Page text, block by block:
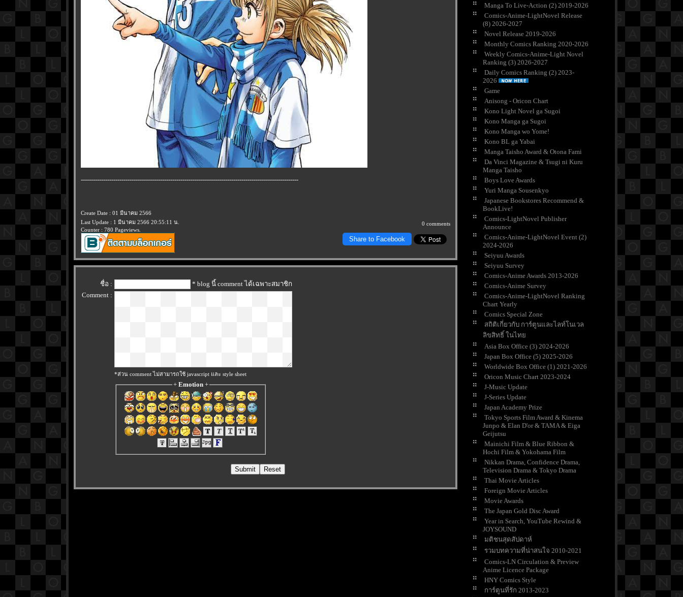
-----------------------------------------------------------------------------------------------------------
Create Date : 01 มีนาคม 2566
Last Update : 1 มีนาคม 2566 20:55:11 น.
Counter : 780 Pageviews.
0 comments
Share to Facebook
ชื่อ :
* blog นี้ comment ได้เฉพาะสมาชิก
Comment :
*ส่วน comment ไม่สามารถใช้ javascript และ style sheet
+ Emotion+
Manga To Live-Action (2) 2019-2026
Comics-Anime-LightNovel Release
(8) 2026-2027
Novel Release 2019-2026
Monthly Comics Ranking 2020-2026
Weekly Comics-Anime-Light Novel
Ranking (3) 2026-2027
Daily Comics Ranking (2) 2023-
2026
Game
Anisong - Oricon Chart
Kono Light Novel ga Sugoi
Kono Manga ga Sugoi
Kono Manga wo Yome!
Kono BL ga Yabai
Manga Taisho Award & Otona Fami
Da Vinci Magazine & Tsugi ni Kuru
Manga Taisho
Boys Love Awards
Yuri Manga Sousenkyo
Japanese Bookstores Recommend &
BookLive!
Comics-LightNovel Publisher
Announce
Comics-Anime-LightNovel Event (2)
2024-2026
Seiyuu Awards
Seiyuu Survey
Comics-Anime Awards 2013-2026
Comics-Anime Survey
Comics-Anime-LightNovel Ranking
Chart Yearly
Comics Special Zone
สถิติเกี่ยวกับ การ์ตูนและไลท์โนเวล
ลิขสิทธิ์ ในไท
Asia Box Office (3) 2024-2026
Japan Box Office (5) 2025-2026
Worldwide Box Office (1) 2021-2026
Oricon Music Chart 2023-2024
J-Music Update
J-Series Update
Japan Academy Prize
Tokyo Sports Film Award & Kinema
Junpo & Elan D'or & TAMA & Eiga
Geijutsu
Mainichi Film & Blue Ribbon &
Hochi Film & Yokohama Film
Nikkan Drama, Confidence Drama,
Television Drama & Tokyo Drama
Thai Movie Articles
Foreign Movie Articles
Movie Awards
The Japan Gold Disc Award
Year in Search, YouTube Rewind &
JOYSOUND
มติชนสุดสัปดาห์
รวมบทความที่น่าสนใจ 2010-2021
Comics-LN Circulation & Preview
Anime Licence Package
HNY Comics Style
การ์ตูนที่รัก 2013-2023